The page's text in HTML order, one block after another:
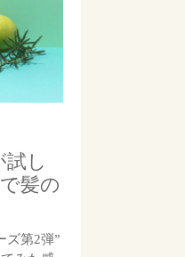
試し
髪の
ズ第2弾”